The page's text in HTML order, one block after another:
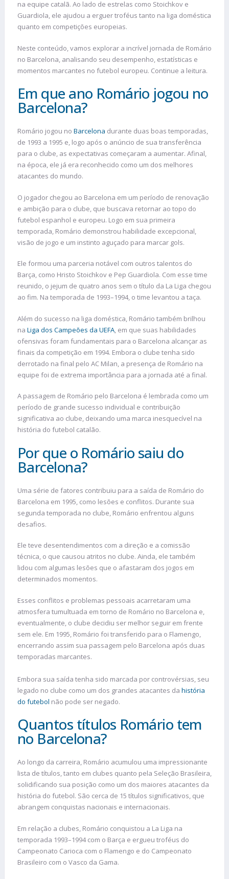
na equipe catalã. Ao lado de estrelas como Stoichkov e
Guardiola, ele ajudou a erguer troféus tanto na liga doméstica
quanto em competições europeias.
Neste conteúdo, vamos explorar a incrível jornada de Romário
no Barcelona, analisando seu desempenho, estatísticas e
momentos marcantes no futebol europeu. Continue a leitura.
Em que ano Romário jogou no
Barcelona?
Romário jogou no Barcelona durante duas boas temporadas,
de 1993 a 1995 e, logo após o anúncio de sua transferência
para o clube, as expectativas começaram a aumentar. Afinal,
na época, ele já era reconhecido como um dos melhores
atacantes do mundo.
O jogador chegou ao Barcelona em um período de renovação
e ambição para o clube, que buscava retornar ao topo do
futebol espanhol e europeu. Logo em sua primeira
temporada, Romário demonstrou habilidade excepcional,
visão de jogo e um instinto aguçado para marcar gols.
Ele formou uma parceria notável com outros talentos do
Barça, como Hristo Stoichkov e Pep Guardiola. Com esse time
reunido, o jejum de quatro anos sem o título da La Liga chegou
ao fim. Na temporada de 1993–1994, o time levantou a taça.
Além do sucesso na liga doméstica, Romário também brilhou
na Liga dos Campeões da UEFA, em que suas habilidades
ofensivas foram fundamentais para o Barcelona alcançar as
finais da competição em 1994. Embora o clube tenha sido
derrotado na final pelo AC Milan, a presença de Romário na
equipe foi de extrema importância para a jornada até a final.
A passagem de Romário pelo Barcelona é lembrada como um
período de grande sucesso individual e contribuição
significativa ao clube, deixando uma marca inesquecível na
história do futebol catalão.
Por que o Romário saiu do
Barcelona?
Uma série de fatores contribuiu para a saída de Romário do
Barcelona em 1995, como lesões e conflitos. Durante sua
segunda temporada no clube, Romário enfrentou alguns
desafios.
Ele teve desentendimentos com a direção e a comissão
técnica, o que causou atritos no clube. Ainda, ele também
lidou com algumas lesões que o afastaram dos jogos em
determinados momentos.
Esses conflitos e problemas pessoais acarretaram uma
atmosfera tumultuada em torno de Romário no Barcelona e,
eventualmente, o clube decidiu ser melhor seguir em frente
sem ele. Em 1995, Romário foi transferido para o Flamengo,
encerrando assim sua passagem pelo Barcelona após duas
temporadas marcantes.
Embora sua saída tenha sido marcada por controvérsias, seu
legado no clube como um dos grandes atacantes da história
do futebol não pode ser negado.
Quantos títulos Romário tem
no Barcelona?
Ao longo da carreira, Romário acumulou uma impressionante
lista de títulos, tanto em clubes quanto pela Seleção Brasileira,
solidificando sua posição como um dos maiores atacantes da
história do futebol. São cerca de 15 títulos significativos, que
abrangem conquistas nacionais e internacionais.
Em relação a clubes, Romário conquistou a La Liga na
temporada 1993–1994 com o Barça e ergueu troféus do
Campeonato Carioca com o Flamengo e do Campeonato
Brasileiro com o Vasco da Gama.